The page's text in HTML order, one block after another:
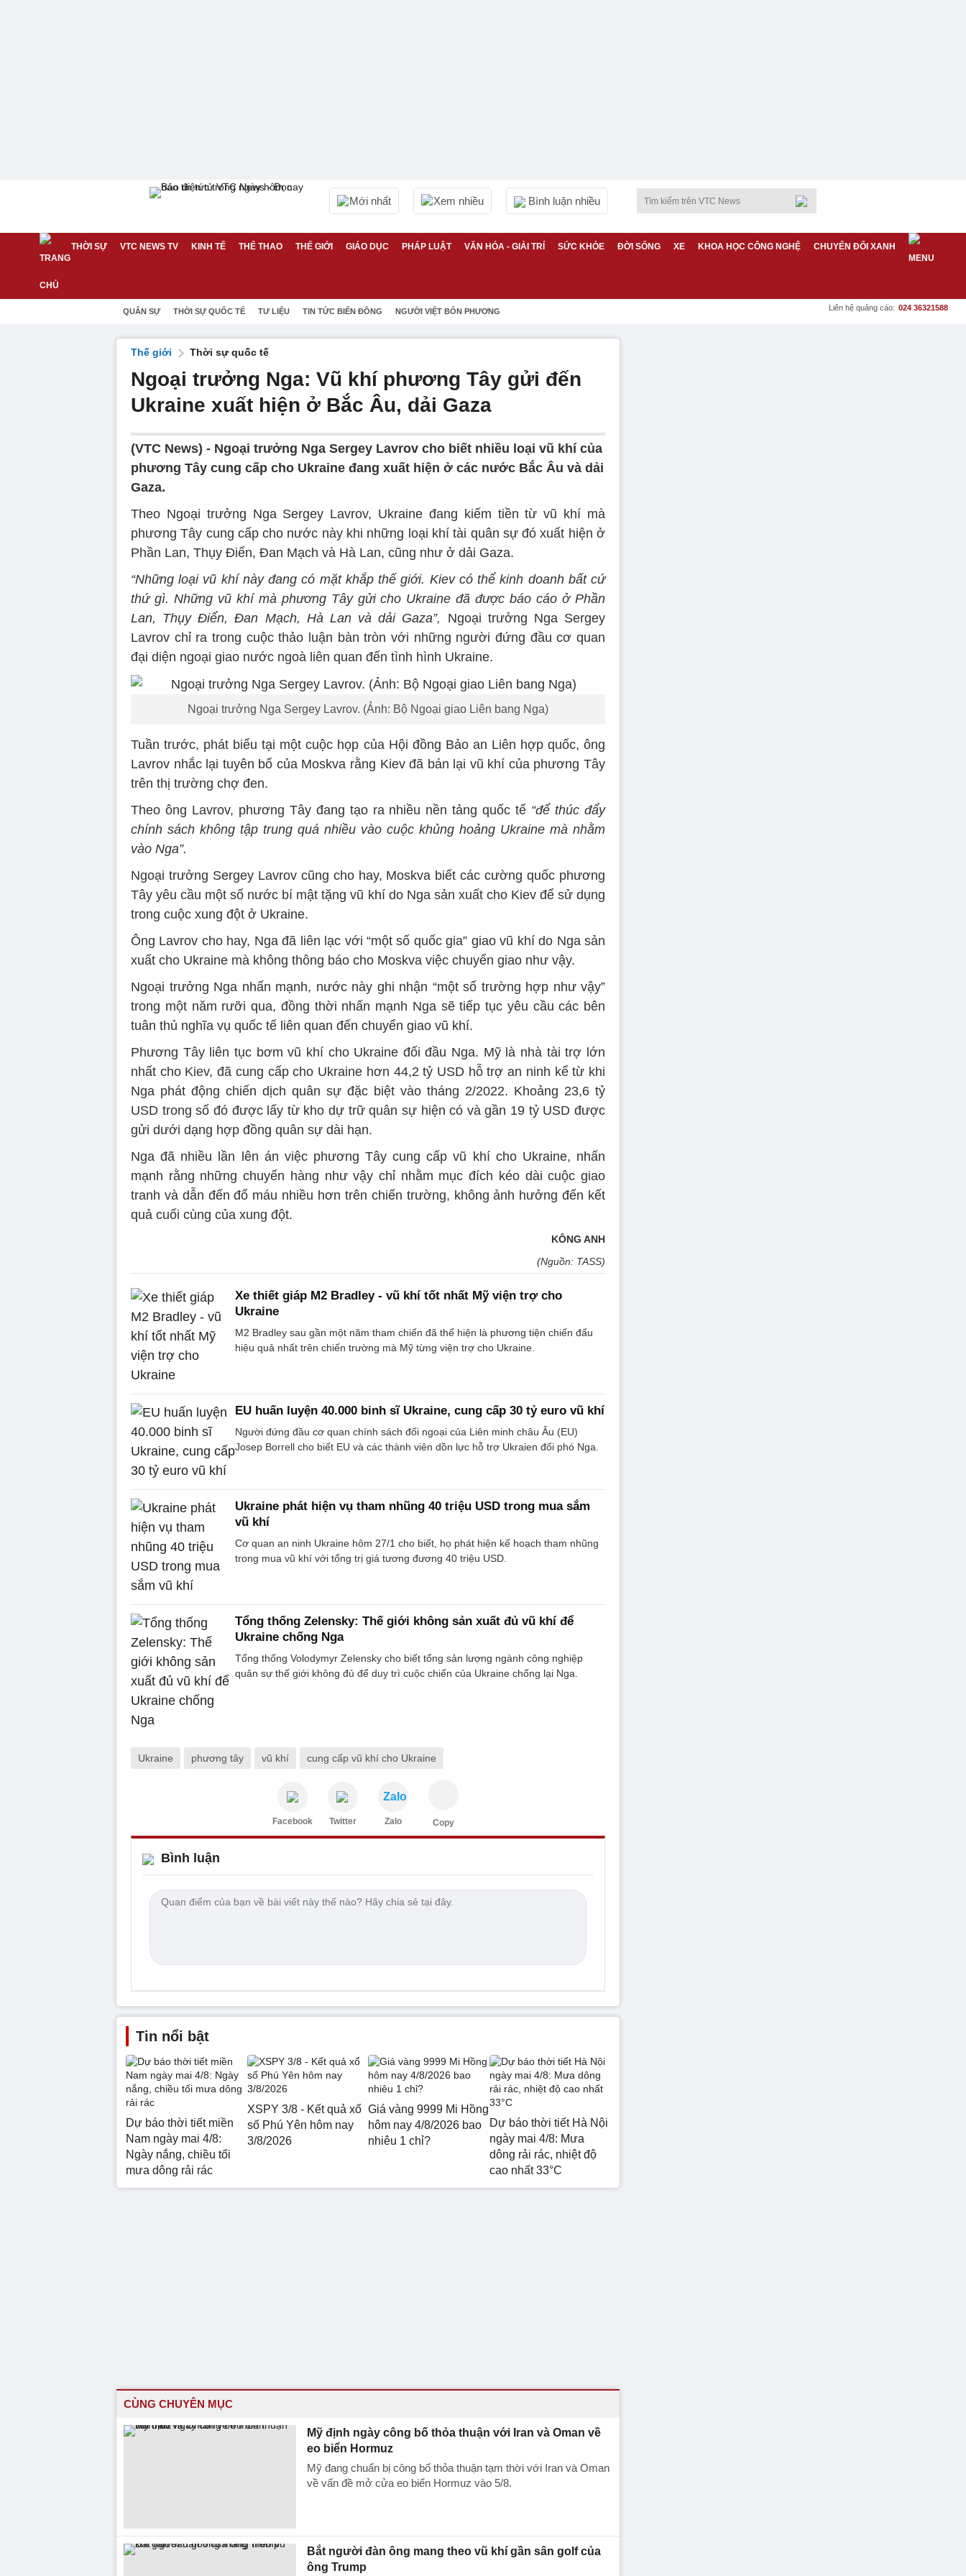
Mới nhất Xem nhiều Bình luận nhiều
THỜI SỰ VTC NEWS TV KINH TẾ THỂ THAO THẾ GIỚI GIÁO DỤC PHÁP LUẬT VĂN HÓA - GIẢI TRÍ SỨC KHỎE ĐỜI SỐNG XE KHOA HỌC CÔNG NGHỆ CHUYỂN ĐỔI XANH
QUÂN SỰ THỜI SỰ QUỐC TẾ TƯ LIỆU TIN TỨC BIỂN ĐÔNG NGƯỜI VIỆT BỐN PHƯƠNG Liên hệ quảng cáo: 024 36321588
Thế giới Thời sự quốc tế
Ngoại trưởng Nga: Vũ khí phương Tây gửi đến
Ukraine xuất hiện ở Bắc Âu, dải Gaza
(VTC News) - Ngoại trưởng Nga Sergey Lavrov cho biết nhiều loại vũ khí của
phương Tây cung cấp cho Ukraine đang xuất hiện ở các nước Bắc Âu và dải
Gaza.
Theo Ngoại trưởng Nga Sergey Lavrov, Ukraine đang kiếm tiền từ vũ khí mà
phương Tây cung cấp cho nước này khi những loại khí tài quân sự đó xuất hiện ở
Phần Lan, Thụy Điển, Đan Mạch và Hà Lan, cũng như ở dải Gaza.
“Những loại vũ khí này đang có mặt khắp thế giới. Kiev có thể kinh doanh bất cứ
thứ gì. Những vũ khí mà phương Tây gửi cho Ukraine đã được báo cáo ở Phần
Lan, Thụy Điển, Đan Mạch, Hà Lan và dải Gaza”,
Ngoại trưởng Nga Sergey
Lavrov chỉ ra trong cuộc thảo luận bàn tròn với những người đứng đầu cơ quan
đại diện ngoại giao nước ngoà liên quan đến tình hình Ukraine.
Ngoại trưởng Nga Sergey Lavrov. (Ảnh: Bộ Ngoại giao Liên bang Nga)
Tuần trước, phát biểu tại một cuộc họp của Hội đồng Bảo an Liên hợp quốc, ông
Lavrov nhắc lại tuyên bố của Moskva rằng Kiev đã bán lại vũ khí của phương Tây
trên thị trường chợ đen.
Theo ông Lavrov, phương Tây đang tạo ra nhiều nền tảng quốc tế “để thúc đẩy
chính sách không tập trung quá nhiều vào cuộc khủng hoảng Ukraine mà nhằm
vào Nga”.
Ngoại trưởng Sergey Lavrov cũng cho hay, Moskva biết các cường quốc phương
Tây yêu cầu một số nước bí mật tặng vũ khí do Nga sản xuất cho Kiev để sử dụng
trong cuộc xung đột ở Ukraine.
Ông Lavrov cho hay, Nga đã liên lạc với “một số quốc gia” giao vũ khí do Nga sản
xuất cho Ukraine mà không thông báo cho Moskva việc chuyển giao như vậy.
Ngoại trưởng Nga nhấn mạnh, nước này ghi nhận “một số trường hợp như vậy”
trong một năm rưỡi qua, đồng thời nhấn mạnh Nga sẽ tiếp tục yêu cầu các bên
tuân thủ nghĩa vụ quốc tế liên quan đến chuyển giao vũ khí.
Phương Tây liên tục bơm vũ khí cho Ukraine đối đầu Nga. Mỹ là nhà tài trợ lớn
nhất cho Kiev, đã cung cấp cho Ukraine hơn 44,2 tỷ USD hỗ trợ an ninh kể từ khi
Nga phát động chiến dịch quân sự đặc biệt vào tháng 2/2022. Khoảng 23,6 tỷ
USD trong số đó được lấy từ kho dự trữ quân sự hiện có và gần 19 tỷ USD được
gửi dưới dạng hợp đồng quân sự dài hạn.
Nga đã nhiều lần lên án việc phương Tây cung cấp vũ khí cho Ukraine, nhấn
mạnh rằng những chuyến hàng như vậy chỉ nhằm mục đích kéo dài cuộc giao
tranh và dẫn đến đổ máu nhiều hơn trên chiến trường, không ảnh hưởng đến kết
quả cuối cùng của xung đột.
KÔNG ANH
(Nguồn: TASS)
Xe thiết giáp M2 Bradley - vũ khí tốt nhất Mỹ viện trợ cho
Ukraine
M2 Bradley sau gần một năm tham chiến đã thể hiện là phương tiện chiến đấu
hiệu quả nhất trên chiến trường mà Mỹ từng viện trợ cho Ukraine.
EU huấn luyện 40.000 binh sĩ Ukraine, cung cấp 30 tỷ euro vũ khí
Người đứng đầu cơ quan chính sách đối ngoại của Liên minh châu Âu (EU)
Josep Borrell cho biết EU và các thành viên dồn lực hỗ trợ Ukraien đối phó Nga.
Ukraine phát hiện vụ tham nhũng 40 triệu USD trong mua sắm
vũ khí
Cơ quan an ninh Ukraine hôm 27/1 cho biết, họ phát hiện kế hoạch tham nhũng
trong mua vũ khí với tổng trị giá tương đương 40 triệu USD.
Tổng thống Zelensky: Thế giới không sản xuất đủ vũ khí để
Ukraine chống Nga
Tổng thống Volodymyr Zelensky cho biết tổng sản lượng ngành công nghiệp
quân sự thế giới không đủ để duy trì cuộc chiến của Ukraine chống lại Nga.
Ukraine phương tây vũ khí cung cấp vũ khí cho Ukraine
Facebook Twitter
Zalo
Zalo Copy
Bình luận
Tin nổi bật
Dự báo thời tiết miền
Nam ngày mai 4/8:
Ngày nắng, chiều tối
mưa dông rải rác
XSPY 3/8 - Kết quả xổ
số Phú Yên hôm nay
3/8/2026
Giá vàng 9999 Mi Hồng
hôm nay 4/8/2026 bao
nhiêu 1 chỉ?
Dự báo thời tiết Hà Nội
ngày mai 4/8: Mưa
dông rải rác, nhiệt độ
cao nhất 33°C
CÙNG CHUYÊN MỤC
Mỹ định ngày công bố thỏa thuận với Iran và Oman về
eo biển Hormuz
Mỹ đang chuẩn bị công bố thỏa thuận tạm thời với Iran và Oman
về vấn đề mở cửa eo biển Hormuz vào 5/8.
Bắt người đàn ông mang theo vũ khí gần sân golf của
ông Trump